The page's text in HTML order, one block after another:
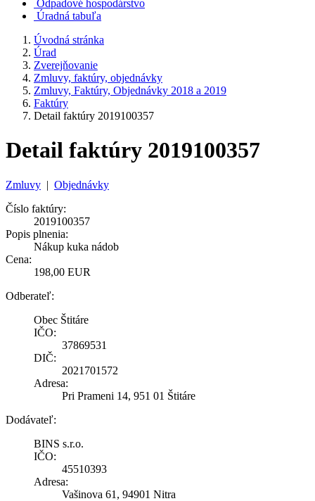
Odpadové hospodárstvo
Úradná tabuľa
Úvodná stránka
Úrad
Zverejňovanie
Zmluvy, faktúry, objednávky
Zmluvy, Faktúry, Objednávky 2018 a 2019
Faktúry
Detail faktúry 2019100357
Detail faktúry 2019100357
Zmluvy | Objednávky
Číslo faktúry:
2019100357
Popis plnenia:
Nákup kuka nádob
Cena:
198,00 EUR
Odberateľ:
Obec Štitáre
IČO:
37869531
DIČ:
2021701572
Adresa:
Pri Prameni 14, 951 01 Štitáre
Dodávateľ:
BINS s.r.o.
IČO:
45510393
Adresa:
Vašinova 61, 94901 Nitra